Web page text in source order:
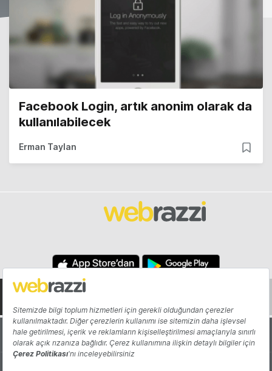
Facebook Login, artık anonim olarak da
kullanılabilecek
Erman Taylan
Hakkında Yazarlar